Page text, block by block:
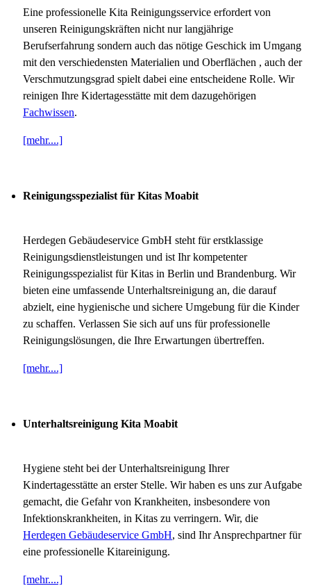
Eine professionelle Kita Reinigungsservice erfordert von
unseren Reinigungskräften nicht nur langjährige
Berufserfahrung sondern auch das nötige Geschick im Umgang
mit den verschiedensten Materialien und Oberflächen , auch der
Verschmutzungsgrad spielt dabei eine entscheidene Rolle. Wir
reinigen Ihre Kidertagesstätte mit dem dazugehörigen
Fachwissen.
[mehr....]
Reinigungsspezialist für Kitas Moabit
Herdegen Gebäudeservice GmbH steht für erstklassige
Reinigungsdienstleistungen und ist Ihr kompetenter
Reinigungsspezialist für Kitas in Berlin und Brandenburg. Wir
bieten eine umfassende Unterhaltsreinigung an, die darauf
abzielt, eine hygienische und sichere Umgebung für die Kinder
zu schaffen. Verlassen Sie sich auf uns für professionelle
Reinigungslösungen, die Ihre Erwartungen übertreffen.
[mehr....]
Unterhaltsreinigung Kita Moabit
Hygiene steht bei der Unterhaltsreinigung Ihrer
Kindertagesstätte an erster Stelle. Wir haben es uns zur Aufgabe
gemacht, die Gefahr von Krankheiten, insbesondere von
Infektionskrankheiten, in Kitas zu verringern. Wir, die
Herdegen Gebäudeservice GmbH, sind Ihr Ansprechpartner für
eine professionelle Kitareinigung.
[mehr....]